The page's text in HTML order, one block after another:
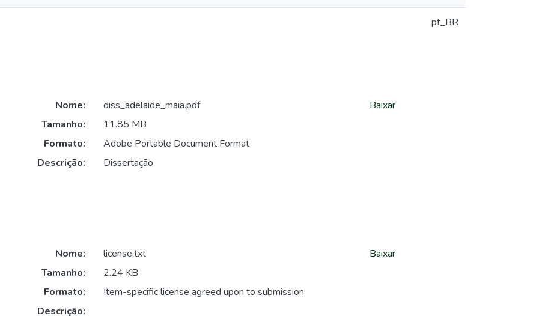
pt_BR
Nome:
diss_adelaide_maia.pdf
Tamanho:
11.85 MB
Formato:
Adobe Portable Document Format
Descrição:
Dissertação
Baixar
Nome:
license.txt
Tamanho:
2.24 KB
Formato:
Item-specific license agreed upon to submission
Descrição:
Baixar